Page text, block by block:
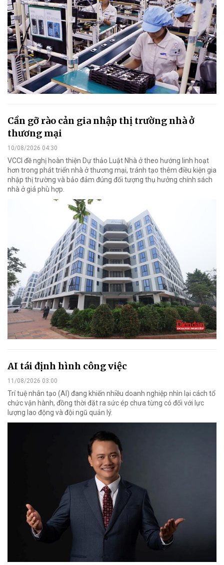
Cần gỡ rào cản gia nhập thị trường nhà ở
thương mại
10/08/2026 04:30
VCCI đề nghị hoàn thiện Dự thảo Luật Nhà ở theo hướng linh hoạt
hơn trong phát triển nhà ở thương mại, tránh tạo thêm điều kiện gia
nhập thị trường và bảo đảm đúng đối tượng thụ hưởng chính sách
nhà ở giá phù hợp.
AI tái định hình công việc
11/08/2026 03:00
Trí tuệ nhân tạo (AI) đang khiến nhiều doanh nghiệp nhìn lại cách tổ
chức vận hành, đồng thời đặt ra sức ép chưa từng có đối với lực
lượng lao động và đội ngũ quản lý.